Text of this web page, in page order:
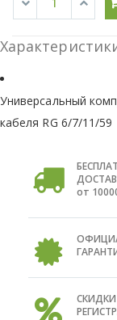
Универсальный
кабеля RG 6/7/11/59
от